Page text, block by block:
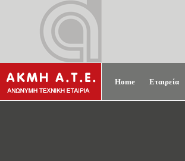
Home Εταιρεία